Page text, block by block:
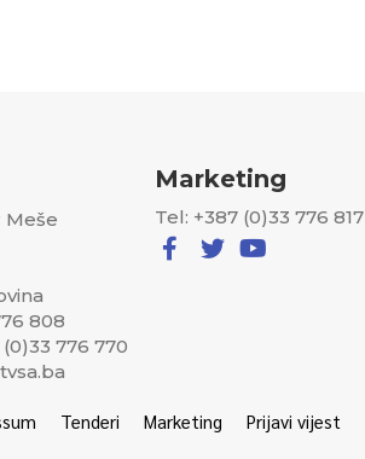
Meše
808
776 770
Marketing
Tel: +387 (0)33 776 817
Tenderi Marketing Prijavi vijest